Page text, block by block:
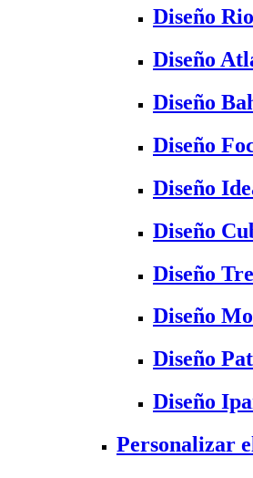
Diseño Rio
Diseño
Diseño
Diseño
Diseño
Diseño
Diseño
Diseño
Diseño
Diseño
Personalizar